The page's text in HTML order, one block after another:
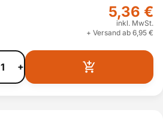
5,36 €
inkl. MwSt.
+ Versand ab 6,95 €
+